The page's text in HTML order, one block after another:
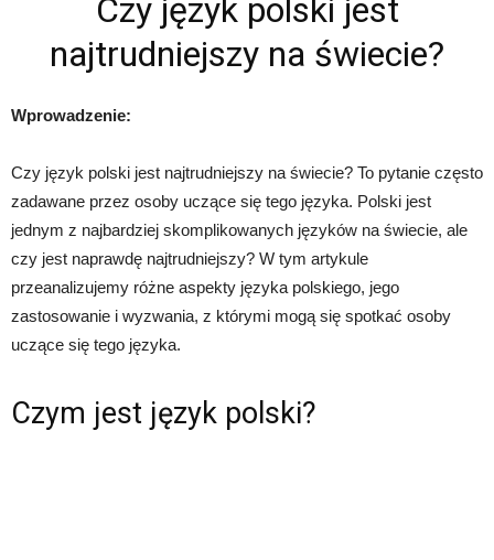
Czy język polski jest
najtrudniejszy na świecie?
Wprowadzenie:
Czy język polski jest najtrudniejszy na świecie? To pytanie często
zadawane przez osoby uczące się tego języka. Polski jest
jednym z najbardziej skomplikowanych języków na świecie, ale
czy jest naprawdę najtrudniejszy? W tym artykule
przeanalizujemy różne aspekty języka polskiego, jego
zastosowanie i wyzwania, z którymi mogą się spotkać osoby
uczące się tego języka.
Czym jest język polski?